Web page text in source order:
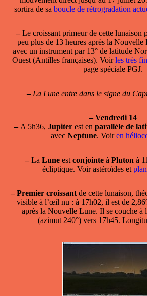
sortira de sa boucle de rétrogradation
–Le croissant primeur de cette lunaison
peu plus de 13 heures après la
avec un instrument par 13° de latitude
Ouest (Antilles françaises). Voirles très
page spéciale PGJ.
– La Lune entre dans le signe du
– Vendredi 14
–A 5h36, Jupiter est en parallèle de
avec Neptune. Voiren
–La Lune est conjointe à Pluton à
écliptique. Voir astéroïdes et
– Premier croissantde cette lunaison,
visible à l’œil nu : à 17h02, il est de
après la Nouvelle Lune. Il se couche à
(azimut 240°) vers 17h45.